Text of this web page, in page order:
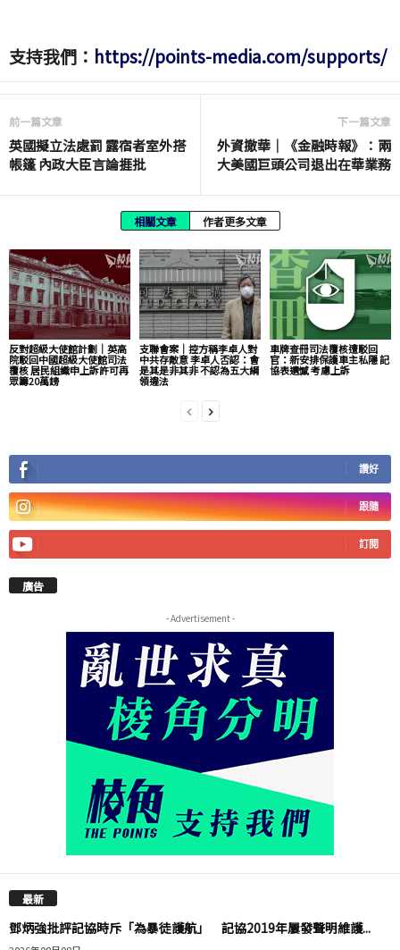
支持我們： https://points-media.com/supports/
前一篇文章
英國擬立法處罰 露宿者室外搭
帳篷 內政大臣言論捱批
下一篇文章
外資撤華｜《金融時報》：兩
大美國巨頭公司退出在華業務
相關文章 作者更多文章
反對超級大使館計劃｜英高
院駁回中國超級大使館司法
覆核 居民組織申上訴許可再
眾籌20萬鎊
支聯會案｜控方稱李卓人對
中共存敵意 李卓人否認：會
是其是非其非 不認為五大綱
領違法
車牌查冊司法覆核遭駁回
官：新安排保護車主私隱 記
協表遺憾 考慮上訴
讚好
跟隨
訂閱
廣告
- Advertisement -
最新
鄧炳強批評記協時斥「為暴徒護航」 記協2019年屢發聲明維護...